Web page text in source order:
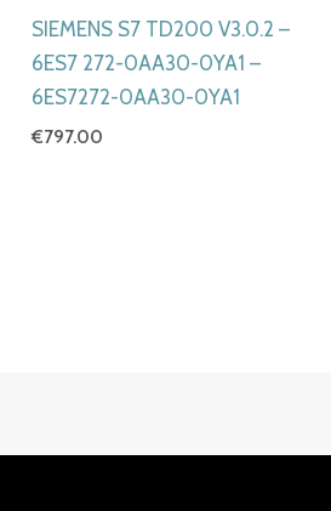
SIEMENS S7 TD200 V3.0.2 –
6ES7 272-0AA30-0YA1 –
6ES7272-0AA30-0YA1
€797.00